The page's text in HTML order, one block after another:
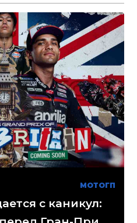
МОТОГП
с каникул: